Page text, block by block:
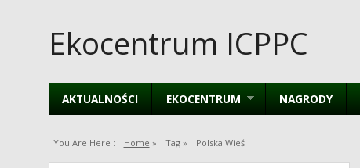
Ekocentrum ICPPC
AKTUALNOŚCI EKOCENTRUM NAGRODY
You Are Here : Home » Tag » Polska Wieś